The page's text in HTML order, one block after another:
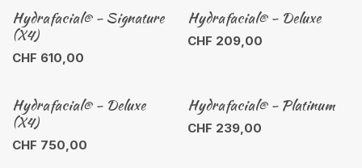
Hydrafacial® - Signature
(X4)
CHF 610,00
Hydrafacial® - Deluxe
CHF 209,00
Hydrafacial® - Deluxe
(X4)
CHF 750,00
Hydrafacial® - Platinum
CHF 239,00